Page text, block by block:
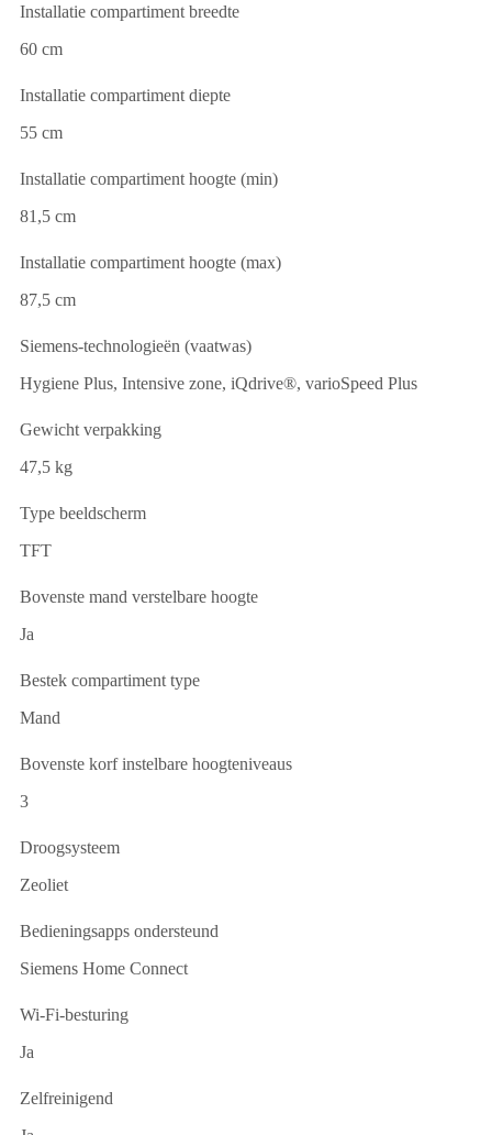
Installatie compartiment breedte
60 cm
Installatie compartiment diepte
55 cm
Installatie compartiment hoogte (min)
81,5 cm
Installatie compartiment hoogte (max)
87,5 cm
Siemens-technologieën (vaatwas)
Hygiene Plus, Intensive zone, iQdrive®, varioSpeed Plus
Gewicht verpakking
47,5 kg
Type beeldscherm
TFT
Bovenste mand verstelbare hoogte
Ja
Bestek compartiment type
Mand
Bovenste korf instelbare hoogteniveaus
3
Droogsysteem
Zeoliet
Bedieningsapps ondersteund
Siemens Home Connect
Wi-Fi-besturing
Ja
Zelfreinigend